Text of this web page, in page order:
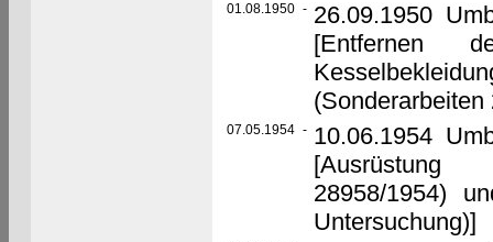
01.08.1950 - 26.09.1950
[Entfernen
07.05.1954 - 10.06.1954
[Ausrüstung
28958/1954)
Untersuchung)]